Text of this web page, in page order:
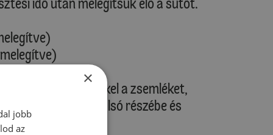
meg a keverékkel a zsemléket,
tegyük a sütő alsó részébe és
×
jobb
az